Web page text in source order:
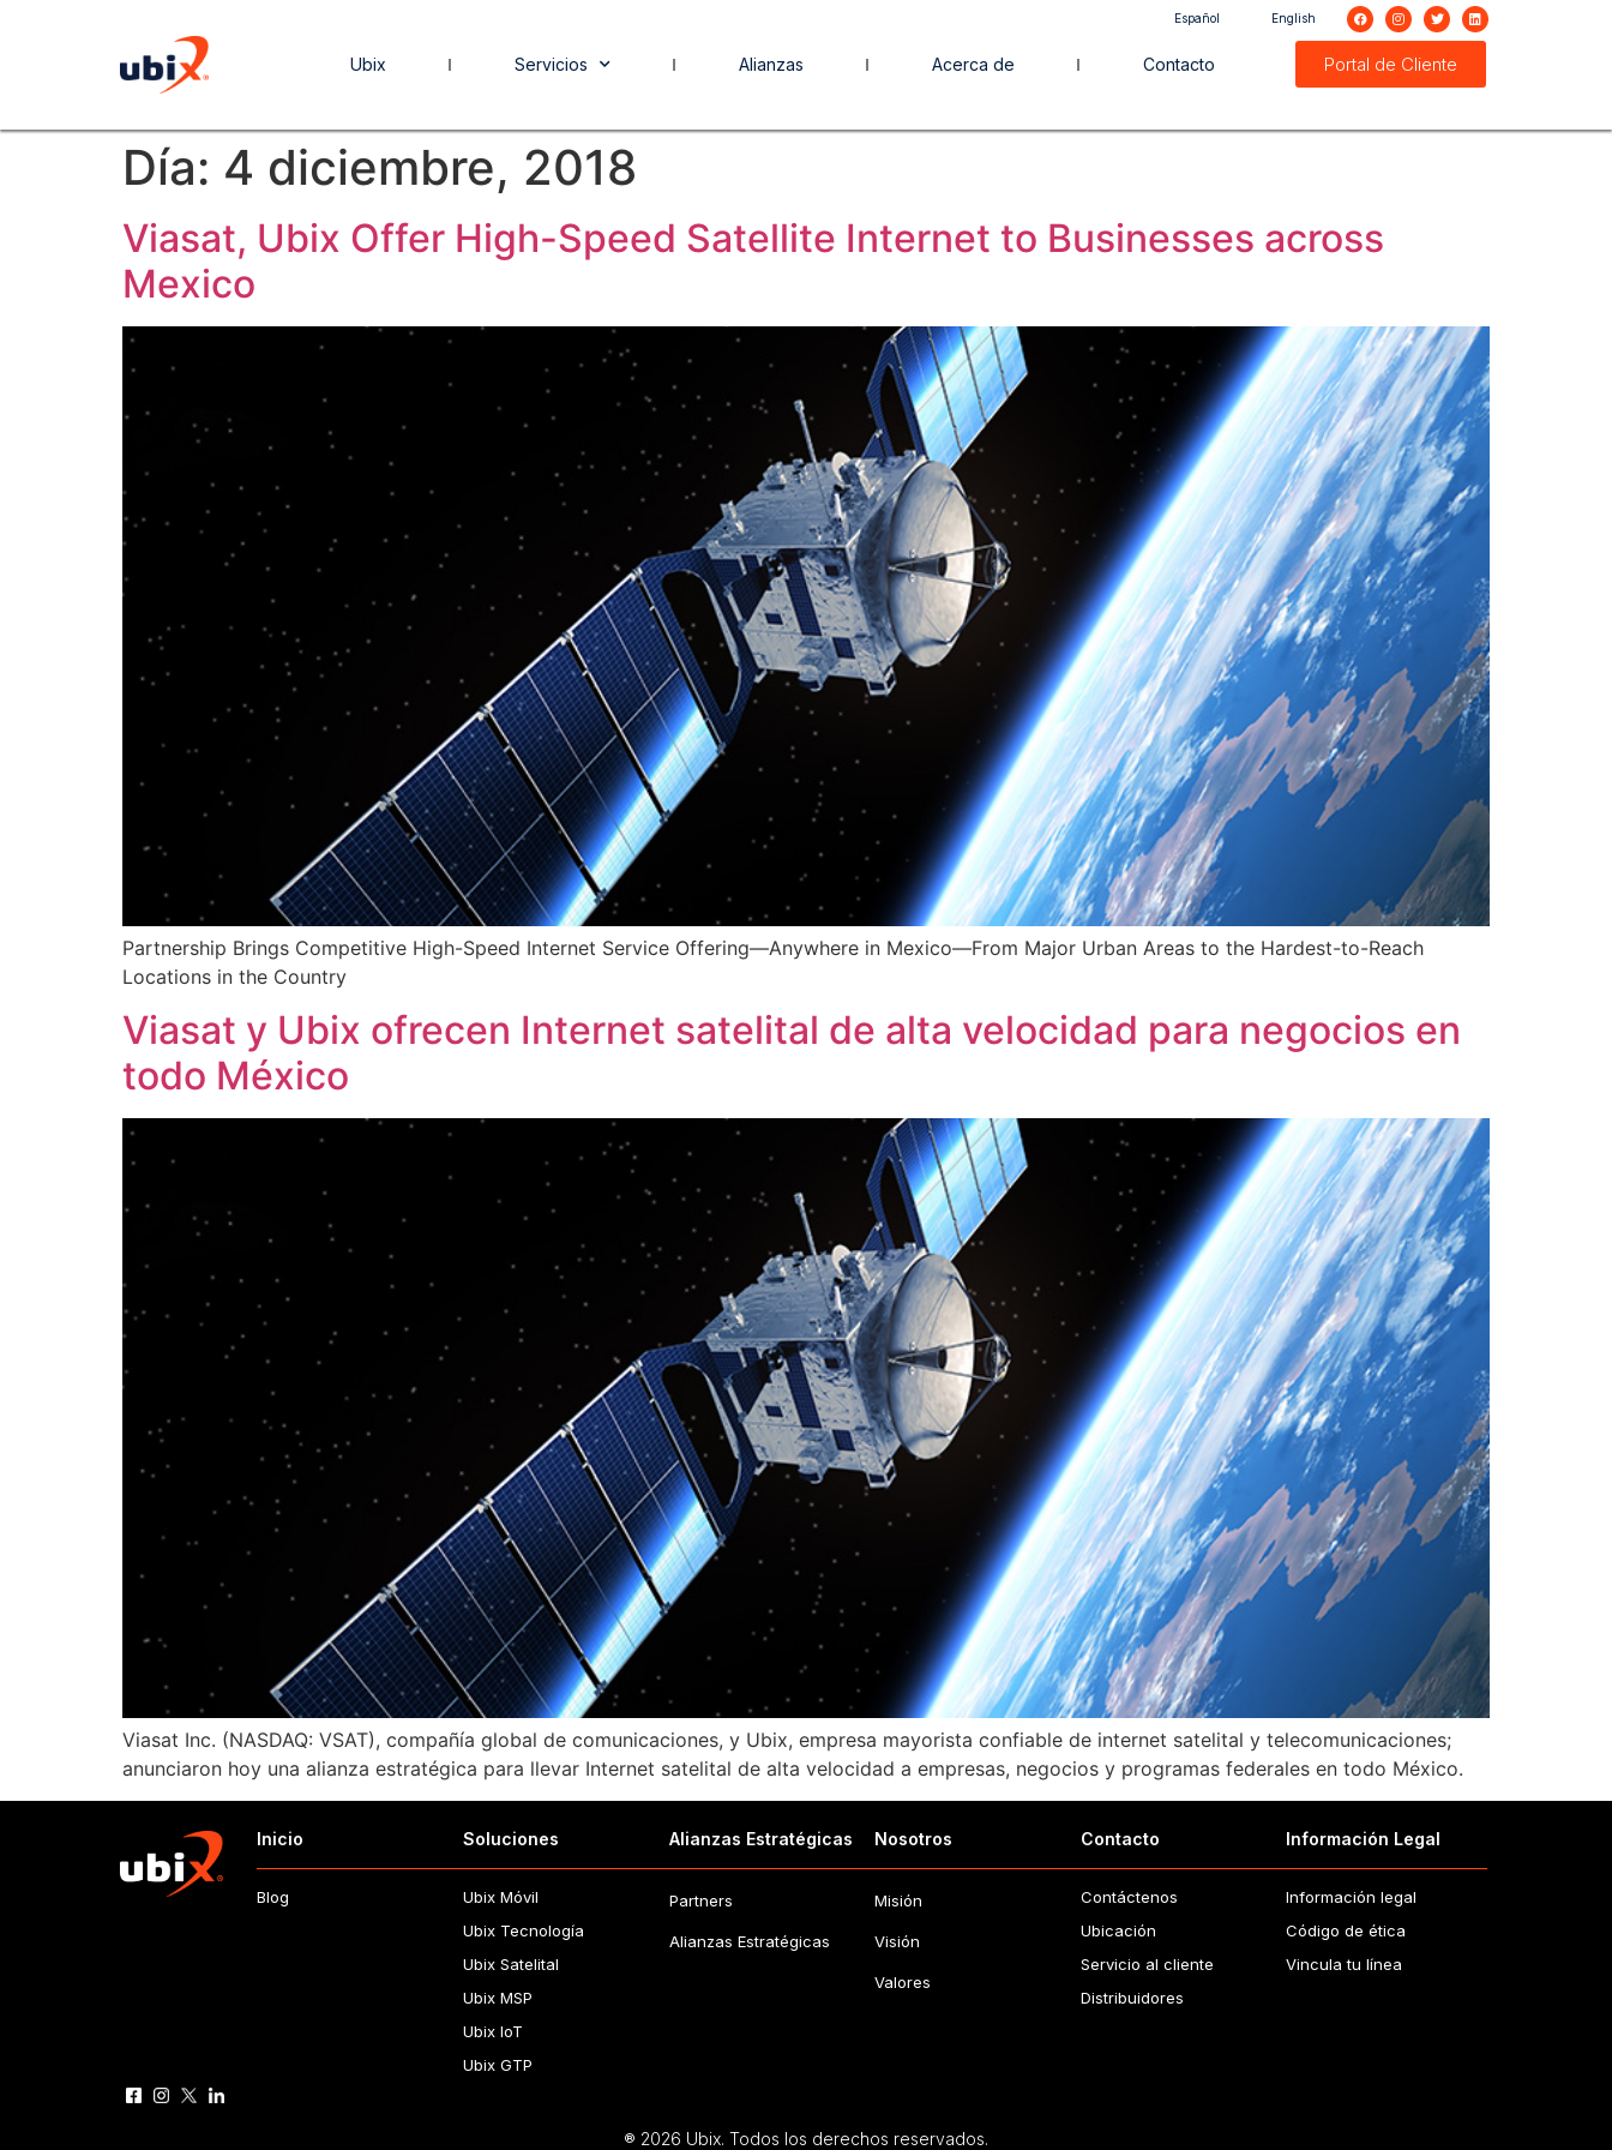
Español English
Ubix Servicios Alianzas Acerca de Contacto Portal de Cliente
Día: 4 diciembre, 2018
Viasat, Ubix Offer High-Speed Satellite Internet to Businesses across
Mexico
Partnership Brings Competitive High-Speed Internet Service Offering—Anywhere in Mexico—From Major Urban Areas to the Hardest-to-Reach
Locations in the Country
Viasat y Ubix ofrecen Internet satelital de alta velocidad para negocios en
todo México
Viasat Inc. (NASDAQ: VSAT), compañía global de comunicaciones, y Ubix, empresa mayorista confiable de internet satelital y telecomunicaciones;
anunciaron hoy una alianza estratégica para llevar Internet satelital de alta velocidad a empresas, negocios y programas federales en todo México.
Inicio
Blog
Soluciones
Ubix Móvil
Ubix Tecnología
Ubix Satelital
Ubix MSP
Ubix IoT
Ubix GTP
Alianzas Estratégicas
Partners
Alianzas Estratégicas
Nosotros
Misión
Visión
Valores
Contacto
Contáctenos
Ubicación
Servicio al cliente
Distribuidores
Información Legal
Información legal
Código de ética
Vincula tu línea
® 2026 Ubix. Todos los derechos reservados.